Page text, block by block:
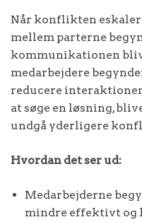
Når konflikten
mellem parterne
kommunikationen
medarbejdere
reducere
at søge en løsning,
undgå yderligere
Hvordan det ser ud:
Medarbejderne
mindre effektivt og